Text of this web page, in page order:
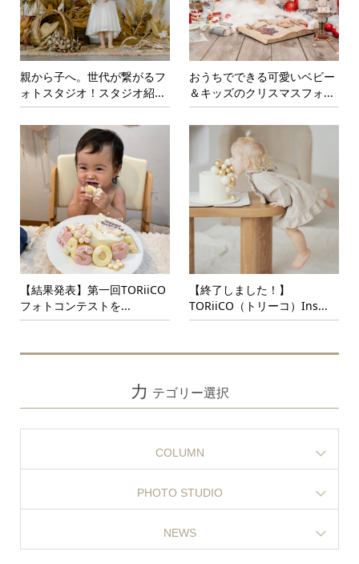
親から子へ。世代が繋がるフ
ォトスタジオ！スタジオ紹...
おうちでできる可愛いベビー
＆キッズのクリスマスフォ...
【結果発表】第一回TORiiCO
フォトコンテストを...
【終了しました！】
TORiiCO（トリーコ）Ins...
カ テゴリー選択
COLUMN
PHOTO STUDIO
NEWS